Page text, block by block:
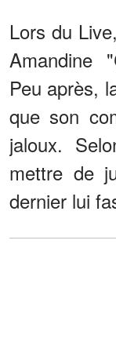
Lors du
Amandine
Peu après,
que son
jaloux.
mettre de
dernier lui